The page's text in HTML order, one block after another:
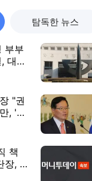
탐독한 뉴스
부부
대법
"
"권
, '관
책
장, 2